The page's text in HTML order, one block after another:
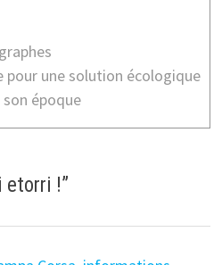
pour une solution écologique
époque
etorri !”